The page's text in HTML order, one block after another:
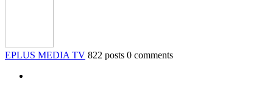
EPLUS MEDIA TV 822 posts 0 comments